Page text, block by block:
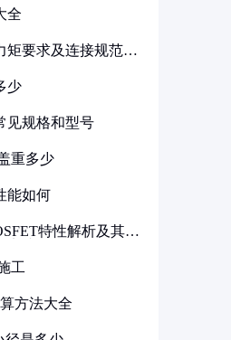
全
矩要求及连接规范详
少
见规格和型号
重多少
能如何
特性解析及其在
工
方法大全